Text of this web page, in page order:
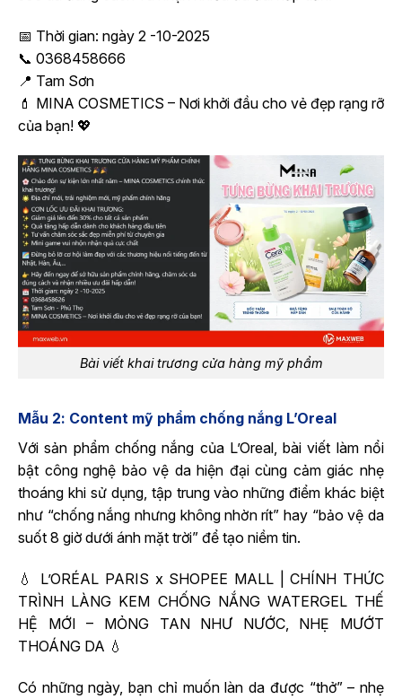
📅 Thời gian: ngày 2 -10-2025
📞 0368458666
📍 Tam Sơn
💄 MINA COSMETICS – Nơi khởi đầu cho vẻ đẹp rạng rỡ
của bạn! 💖
Bài viết khai trương cửa hàng mỹ phẩm
Mẫu 2: Content mỹ phẩm chống nắng L’Oreal
Với sản phẩm chống nắng của L’Oreal, bài viết làm nổi
bật công nghệ bảo vệ da hiện đại cùng cảm giác nhẹ
thoáng khi sử dụng, tập trung vào những điểm khác biệt
như “chống nắng nhưng không nhờn rít” hay “bảo vệ da
suốt 8 giờ dưới ánh mặt trời” để tạo niềm tin.
💧 L’ORÉAL PARIS x SHOPEE MALL | CHÍNH THỨC
TRÌNH LÀNG KEM CHỐNG NẮNG WATERGEL THẾ
HỆ MỚI – MỎNG TAN NHƯ NƯỚC, NHẸ MƯỚT
THOÁNG DA 💧
Có những ngày, bạn chỉ muốn làn da được “thở” – nhẹ